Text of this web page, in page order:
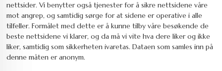
nettsider. Vi benytter også tjenester for å sikre nettsidene våre
mot angrep, og samtidig sørge for at sidene er operative i alle
tilfeller. Formålet med dette er å kunne tilby våre besøkende de
beste nettsidene vi klarer, og da må vi vite hva dere liker og ikke
liker, samtidig som sikkerheten ivaretas. Dataen som samles inn på
denne måten er anonym.